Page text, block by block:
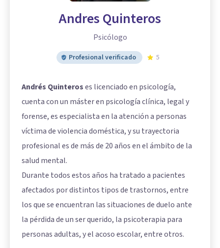
Andres Quinteros
Psicólogo
Profesional verificado 5
Andrés Quinteroses licenciado en psicología,
cuenta con un máster en psicología clínica, legal y
forense, es especialista en la atención a personas
víctima de violencia doméstica, y su trayectoria
profesional es de más de 20 años en el ámbito de la
salud mental.
Durante todos estos años ha tratado a pacientes
afectados por distintos tipos de trastornos, entre
los que se encuentran las situaciones de duelo ante
la pérdida de un ser querido, la psicoterapia para
personas adultas, y el acoso escolar, entre otros.